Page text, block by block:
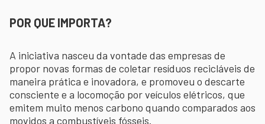
POR QUE IMPORTA?
A iniciativa nasceu da vontade das empresas de
propor novas formas de coletar resíduos recicláveis de
maneira prática e inovadora, e promoveu o descarte
consciente e a locomoção por veículos elétricos, que
emitem muito menos carbono quando comparados aos
movidos a combustíveis fósseis.